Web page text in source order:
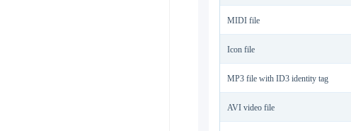
MIDI file
Icon file
MP3 file with ID3 identity tag
AVI video file